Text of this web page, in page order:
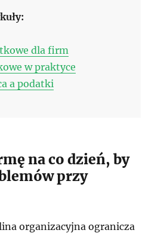
dla firm
w praktyce
a podatki
na co dzień, by
przy
organizacyjna ogranicza